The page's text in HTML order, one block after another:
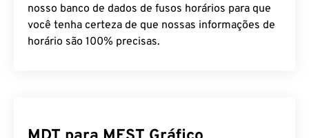
nosso banco de dados de fusos horários para que
você tenha certeza de que nossas informações de
horário são 100% precisas.